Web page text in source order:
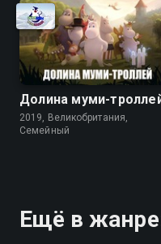
Долина муми-
2019, Великобритания,
Cемейный
Ещё в